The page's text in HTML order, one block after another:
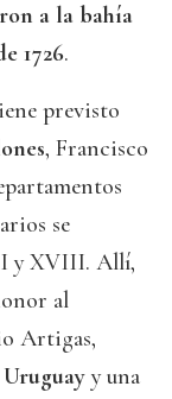
a la bahía
1726.
previsto
, Francisco
se
y XVIII. Allí,
al
Artigas,
Uruguay y una